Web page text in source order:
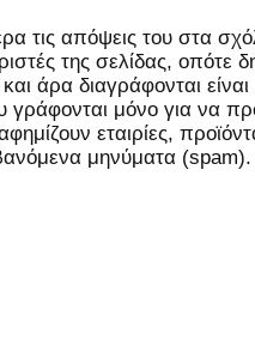
απόψεις του στα
της σελίδας, οπότε
άρα διαγράφονται
γράφονται μόνο για να
εταιρίες,
μηνύματα (spam).